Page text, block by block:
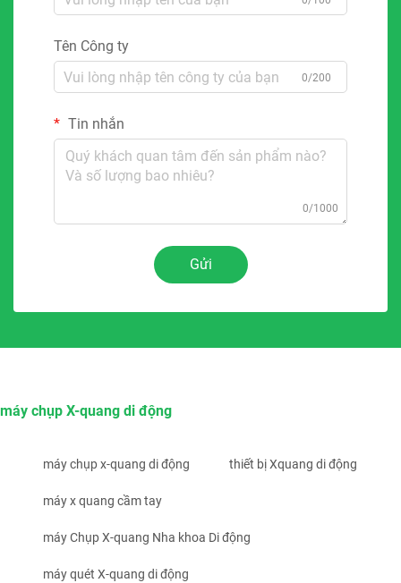
Tên Công ty
0/200
Tin nhắn
0/1000
Gửi
máy chụp X-quang di động
máy chụp x-quang di động thiết bị Xquang di động
máy x quang cầm tay
máy Chụp X-quang Nha khoa Di động
máy quét X-quang di động